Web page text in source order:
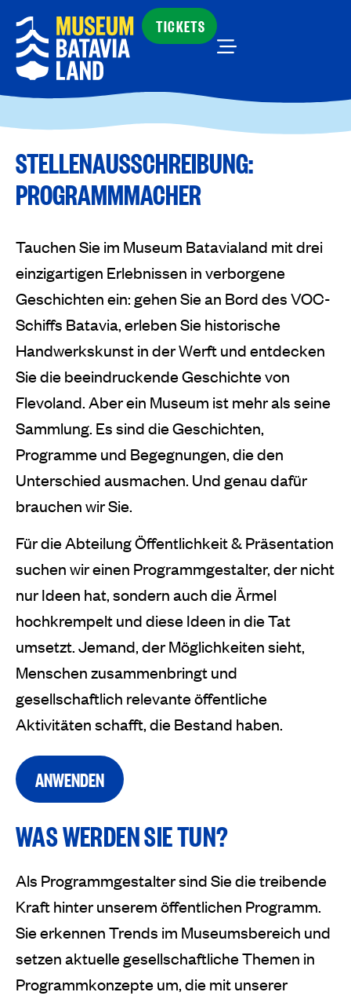
TICKETS
STELLENAUSSCHREIBUNG:
PROGRAMMMACHER
Tauchen Sie im Museum Batavialand mit drei
einzigartigen Erlebnissen in verborgene
Geschichten ein: gehen Sie an Bord des VOC-
Schiffs Batavia, erleben Sie historische
Handwerkskunst in der Werft und entdecken
Sie die beeindruckende Geschichte von
Flevoland. Aber ein Museum ist mehr als seine
Sammlung. Es sind die Geschichten,
Programme und Begegnungen, die den
Unterschied ausmachen. Und genau dafür
brauchen wir Sie.
Für die Abteilung Öffentlichkeit & Präsentation
suchen wir einen Programmgestalter, der nicht
nur Ideen hat, sondern auch die Ärmel
hochkrempelt und diese Ideen in die Tat
umsetzt. Jemand, der Möglichkeiten sieht,
Menschen zusammenbringt und
gesellschaftlich relevante öffentliche
Aktivitäten schafft, die Bestand haben.
ANWENDEN
WAS WERDEN SIE TUN?
Als Programmgestalter sind Sie die treibende
Kraft hinter unserem öffentlichen Programm.
Sie erkennen Trends im Museumsbereich und
setzen aktuelle gesellschaftliche Themen in
Programmkonzepte um, die mit unserer